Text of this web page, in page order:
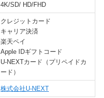
4K/SD/ HD/FHD
クレジットカード
キャリア決済
楽天ペイ
Apple IDギフトコード
U-NEXTカード（プリペイドカ
ード）
株式会社U-NEXT